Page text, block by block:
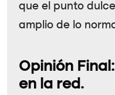
que el punto
amplio de lo
Opinión
en la red.